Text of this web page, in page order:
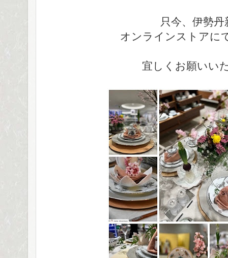
只今、伊勢丹
オンラインストアに
宜しくお願いい